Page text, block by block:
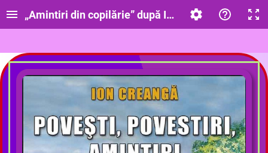
„Amintiri din copilărie” după Ion Creangă